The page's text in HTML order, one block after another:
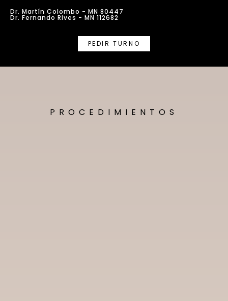
Dr. Martín Colombo - MN 80447
Dr. Fernando Rives - MN 112682
PEDIR TURNO
PROCEDIMIENTOS